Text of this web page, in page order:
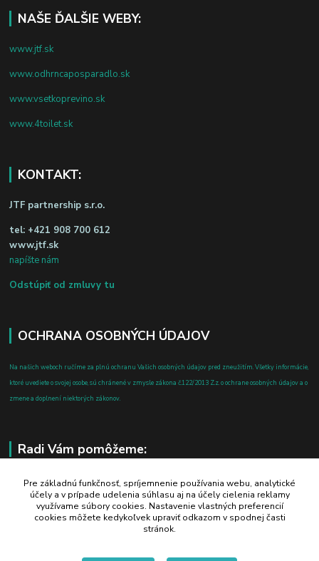
NAŠE ĎALŠIE WEBY:
www.jtf.sk
www.odhrncaposparadlo.sk
www.vsetkoprevino.sk
www.4toilet.sk
KONTAKT:
JTF partnership s.r.o.
tel: +421 908 700 612
www.jtf.sk
napíšte nám
Odstúpiť od zmluvy tu
OCHRANA OSOBNÝCH ÚDAJOV
Na našich weboch ručíme za plnú ochranu Vašich osobných údajov pred zneužitím. Všetky informácie,
ktoré uvediete o svojej osobe, sú chránené v zmysle zákona č.122/2013 Z.z. o ochrane osobných údajov a o
zmene a doplnení niektorých zákonov.
Radi Vám pomôžeme:
+421 908 700 612
po-pia: 8.00 - 16.00
business@jtf.sk
Pre základnú funkčnosť, spríjemnenie používania webu, analytické
účely a v prípade udelenia súhlasu aj na účely cielenia reklamy
využívame súbory cookies. Nastavenie vlastných preferencií
cookies môžete kedykoľvek upraviť odkazom v spodnej časti
stránok.